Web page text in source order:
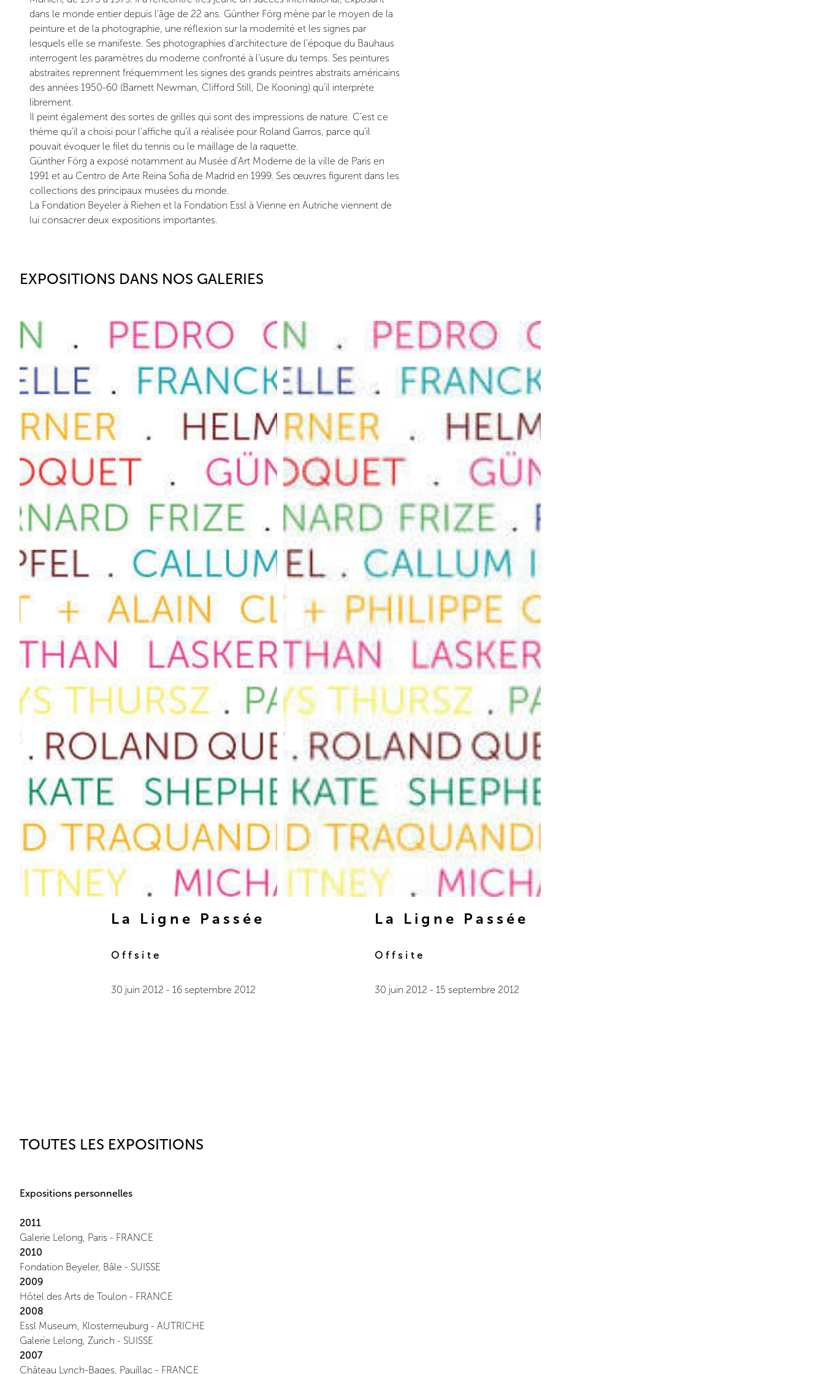
dans le monde entier depuis l’âge de 22 ans. Günther Förg mène par le moyen de la
peinture et de la photographie, une réflexion sur la modernité et les signes par
lesquels elle se manifeste. Ses photographies d’architecture de l’époque du Bauhaus
interrogent les paramètres du moderne confronté à l’usure du temps. Ses peintures
abstraites reprennent fréquemment les signes des grands peintres abstraits américains
des années 1950-60 (Barnett Newman, Clifford Still, De Kooning) qu’il interprète
librement.
Il peint également des sortes de grilles qui sont des impressions de nature. C’est ce
thème qu’il a choisi pour l’affiche qu’il a réalisée pour Roland Garros, parce qu’il
pouvait évoquer le filet du tennis ou le maillage de la raquette.
Günther Förg a exposé notamment au Musée d’Art Moderne de la ville de Paris en
1991 et au Centro de Arte Reina Sofia de Madrid en 1999. Ses œuvres figurent dans les
collections des principaux musées du monde.
La Fondation Beyeler à Riehen et la Fondation Essl à Vienne en Autriche viennent de
lui consacrer deux expositions importantes.
EXPOSITIONS DANS NOS GALERIES
La Ligne Passée
Offsite
30 juin 2012 - 16 septembre 2012
La Ligne Passée
Offsite
30 juin 2012 - 15 septembre 2012
TOUTES LES EXPOSITIONS
Expositions personnelles
2011
Galerie Lelong, Paris - FRANCE
2010
Fondation Beyeler, Bâle - SUISSE
2009
Hôtel des Arts de Toulon - FRANCE
2008
Essl Museum, Klosterneuburg - AUTRICHE
Galerie Lelong, Zurich - SUISSE
2007
Château Lynch-Bages, Pauillac - FRANCE